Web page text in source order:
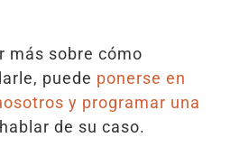
más sobre cómo
puede ponerse en
y programar una
de su caso.